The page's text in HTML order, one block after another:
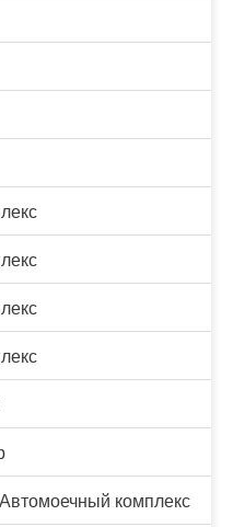
комплекс